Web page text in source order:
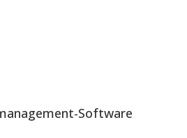
Software